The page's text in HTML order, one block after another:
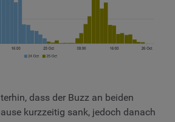
dass der Buzz an beiden
kurzzeitig sank, jedoch danach